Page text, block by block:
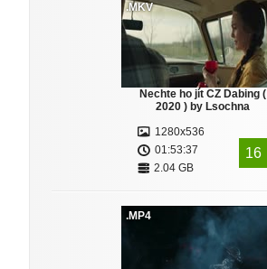
.MKV
Nechte ho jít CZ Dabing (
2020 ) by Lsochna
1280x536
01:53:37
2.04 GB
16
.MP4